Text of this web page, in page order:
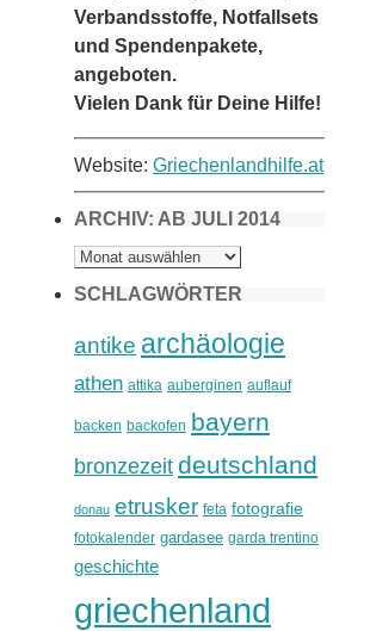
Verbandsstoffe, Notfallsets
und Spendenpakete,
angeboten.
Vielen Dank für Deine Hilfe!
Website: Griechenlandhilfe.at
ARCHIV: AB JULI 2014
ARCHIV:
AB
2014
SCHLAGWÖRTER
antike archäologie
athen attika auberginen auflauf
backen backofen bayern
bronzezeit deutschland
donau etrusker feta fotografie
fotokalender gardasee garda trentino
geschichte
griechenland